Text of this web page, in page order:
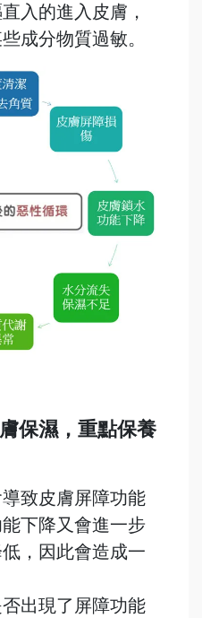
入的進入皮膚，
成分物質過敏。
保濕，重點保養
致皮膚屏障功能
下降又會進一步
，因此會造成一
出現了屏障功能